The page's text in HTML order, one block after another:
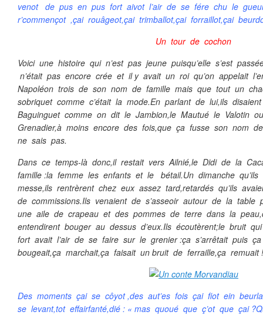
venot de pus en pus fort aivot l’air de se fére chu le
r’commençot ,çai rouâgeot,çai trimballot,çai forraillot,çai
Un tour de cochon
Voici une histoire qui n’est pas jeune puisqu’elle s’est
n’était pas encore crée et il y avait un roi qu’on appelait
Napoléon trois de son nom de famille mais que tout un
sobriquet comme c’était la mode.En parlant de lui,ils
Baguinguet comme on dit le Jambion,le Mautué le Valotin
Grenadier,à moins encore des fois,que ça fusse son nom
ne sais pas.
Dans ce temps-là donc,il restait vers Ailnié,le Didi de la
famille :la femme les enfants et le bétail.Un dimanche
messe,ils rentrèrent chez eux assez tard,retardés qu’ils
de commissions.Ils venaient de s’asseoir autour de la table
une aile de crapeau et des pommes de terre dans la
entendirent bouger au dessus d’eux.Ils écoutèrent;le bruit
fort avait l’air de se faire sur le grenier :ça s’arrêtait puis
bougeait,ça marchait,ça faisait un bruit de ferraille,ça remuait
Des moments çai se côyot ,des aut’es fois çai fiot ein
se levant,tot effairfanté,dié : « mas quoué que ç’ot que çai